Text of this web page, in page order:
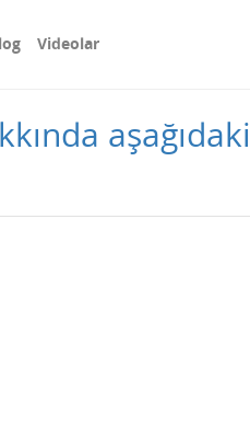
Videolar
aşağıdaki